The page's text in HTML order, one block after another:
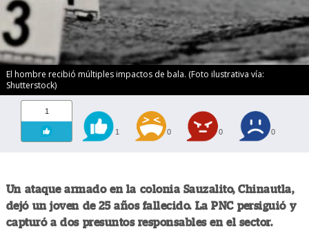
El hombre recibió múltiples impactos de bala. (Foto ilustrativa vía:
Shutterstock)
1
1 0 0 0
Un ataque armado en la colonia Sauzalito, Chinautla,
dejó un joven de 25 años fallecido. La PNC persiguió y
capturó a dos presuntos responsables en el sector.